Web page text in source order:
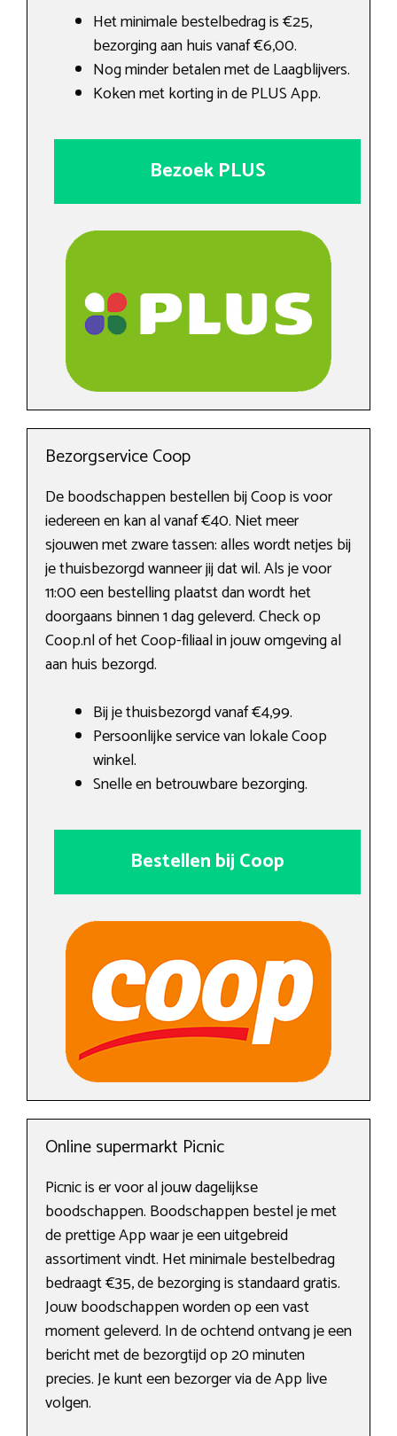
Het minimale bestelbedrag is €25,
bezorging aan huis vanaf €6,00.
Nog minder betalen met de Laagblijvers.
Koken met korting in de PLUS App.
Bezoek PLUS
Bezorgservice Coop
De boodschappen bestellen bij Coop is voor
iedereen en kan al vanaf €40. Niet meer
sjouwen met zware tassen: alles wordt netjes bij
je thuisbezorgd wanneer jij dat wil. Als je voor
11:00 een bestelling plaatst dan wordt het
doorgaans binnen 1 dag geleverd. Check op
Coop.nl of het Coop-filiaal in jouw omgeving al
aan huis bezorgd.
Bij je thuisbezorgd vanaf €4,99.
Persoonlijke service van lokale Coop
winkel.
Snelle en betrouwbare bezorging.
Bestellen bij Coop
Online supermarkt Picnic
Picnic is er voor al jouw dagelijkse
boodschappen. Boodschappen bestel je met
de prettige App waar je een uitgebreid
assortiment vindt. Het minimale bestelbedrag
bedraagt €35, de bezorging is standaard gratis.
Jouw boodschappen worden op een vast
moment geleverd. In de ochtend ontvang je een
bericht met de bezorgtijd op 20 minuten
precies. Je kunt een bezorger via de App live
volgen.